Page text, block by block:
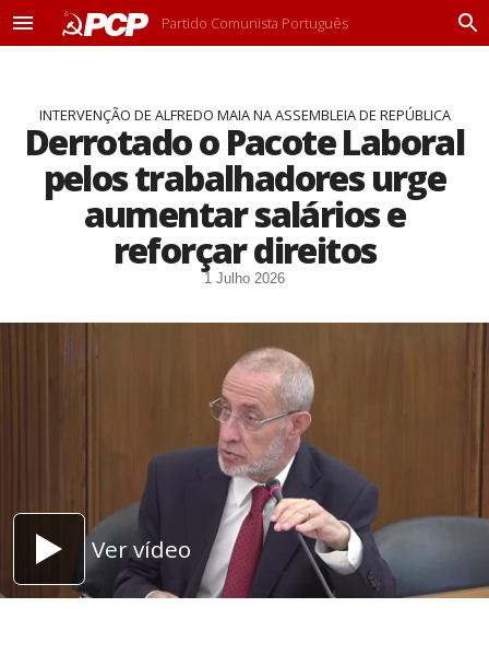
M
Partido Comunista Português
P
INTERVENÇÃO DE ALFREDO MAIA NA ASSEMBLEIA DE REPÚBLICA
Derrotado o Pacote Laboral
pelos trabalhadores urge
aumentar salários e
reforçar direitos
1 Julho 2026
Ver vídeo